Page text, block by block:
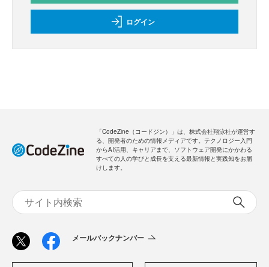
ログイン
「CodeZine（コードジン）」は、株式会社翔泳社が運営す
る、開発者のための情報メディアです。テクノロジー入門
からAI活用、キャリアまで、ソフトウェア開発にかかわる
すべての人の学びと成長を支える最新情報と実践知をお届
けします。
メールバックナンバー